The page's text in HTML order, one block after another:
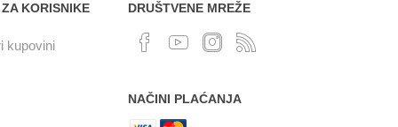
KORISNIKE
kupovini
DRUŠTVENE MREŽE
NAČINI PLAĆANJA